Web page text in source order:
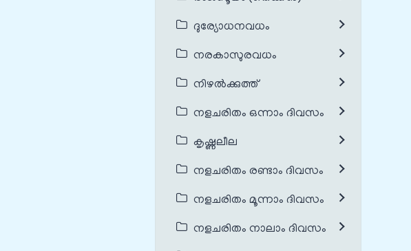
ദുര്യോധനവധം
നരകാസുരവധം
നിഴൽക്കുത്ത്
നളചരിതം ഒന്നാം ദിവസം
കൃഷ്ണലീല
നളചരിതം രണ്ടാം ദിവസം
നളചരിതം മൂന്നാം ദിവസം
നളചരിതം നാലാം ദിവസം